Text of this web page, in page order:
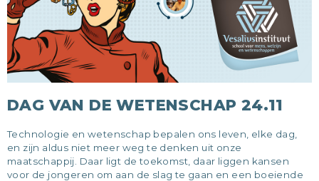
DAG VAN DE WETENSCHAP 24.11
Technologie en wetenschap bepalen ons leven, elke dag,
en zijn aldus niet meer weg te denken uit onze
maatschappij. Daar ligt de toekomst, daar liggen kansen
voor de jongeren om aan de slag te gaan en een boeiende